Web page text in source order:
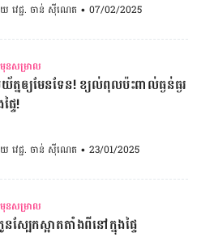
វេជ្ជ. ចាន់ ស៊ីណេត • 07/02/2025
មុនសម្រាល
ត្នឲ្យមែនទែន! ខ្យល់ពុលប៉ះពាល់ធ្ងន់ធ្ងរ
ទៃ!
វេជ្ជ. ចាន់ ស៊ីណេត • 23/01/2025
មុនសម្រាល
ស្បែកស្អាតតាំងពីនៅក្នុងផ្ទៃ